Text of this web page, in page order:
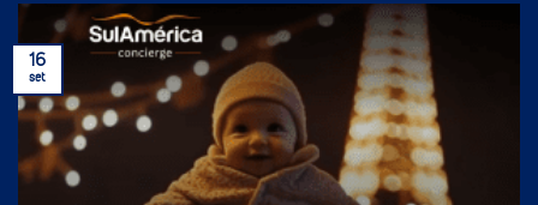
16
set